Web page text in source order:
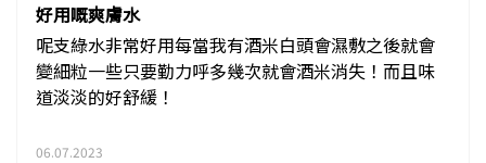
好用嘅爽膚水
呢支綠水非常好用每當我有酒米白頭會濕敷之後就會
變細粒一些只要勤力呼多幾次就會酒米消失！而且味
道淡淡的好舒緩！
06.07.2023